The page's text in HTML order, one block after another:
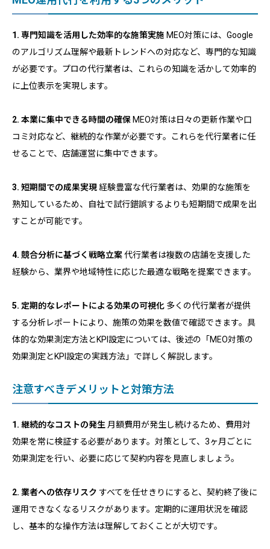
1. 専門知識を活用した効率的な施策実施 MEO対策には、Google
のアルゴリズム理解や最新トレンドへの対応など、専門的な知識
が必要です。プロの代行業者は、これらの知識を活かして効率的
に上位表示を実現します。
2. 本業に集中できる時間の確保 MEO対策は日々の更新作業や口
コミ対応など、継続的な作業が必要です。これらを代行業者に任
せることで、店舗運営に集中できます。
3. 短期間での成果実現経験豊富な代行業者は、効果的な施策を
熟知しているため、自社で試行錯誤するよりも短期間で成果を出
すことが可能です。
4. 競合分析に基づく戦略立案代行業者は複数の店舗を支援した
経験から、業界や地域特性に応じた最適な戦略を提案できます。
5. 定期的なレポートによる効果の可視化 多くの代行業者が提供
する分析レポートにより、施策の効果を数値で確認できます。具
体的な効果測定方法とKPI設定については、後述の「MEO対策の
効果測定とKPI設定の実践方法」で詳しく解説します。
注意すべきデメリットと対策方法
1. 継続的なコストの発生 月額費用が発生し続けるため、費用対
効果を常に検証する必要があります。対策として、3ヶ月ごとに
効果測定を行い、必要に応じて契約内容を見直しましょう。
2. 業者への依存リスク すべてを任せきりにすると、契約終了後に
運用できなくなるリスクがあります。定期的に運用状況を確認
し、基本的な操作方法は理解しておくことが大切です。